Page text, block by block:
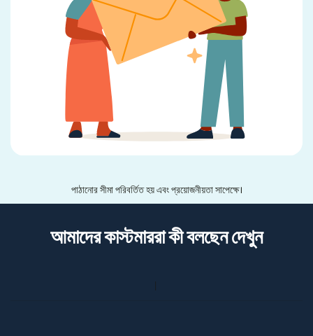
পাঠানোর সীমা পরিবর্তিত হয় এবং প্রয়োজনীয়তা সাপেক্ষে।
আমাদের কাস্টমাররা কী বলছেন দেখুন